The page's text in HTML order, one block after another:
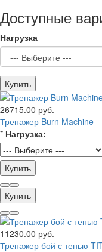
Доступные
Нагрузка
Купить
26715.00 руб.
Тренажер Burn Machine
* Нагрузка:
Купить
Купить
11230.00 руб.
Тренажер бой с тенью